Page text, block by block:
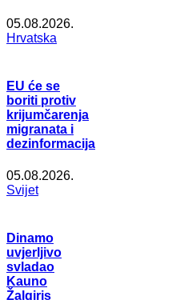
05.08.2026.
Hrvatska
EU će se
boriti protiv
krijumčarenja
migranata i
dezinformacija
05.08.2026.
Svijet
Dinamo
uvjerljivo
svladao
Kauno
Žalgiris